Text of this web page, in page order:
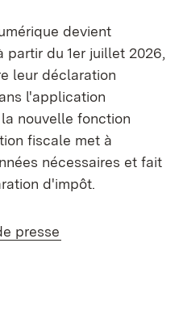
devient
du 1er juillet 2026,
leur déclaration
l'application
la nouvelle fonction
fiscale met à
nécessaires et fait
d'impôt.
presse